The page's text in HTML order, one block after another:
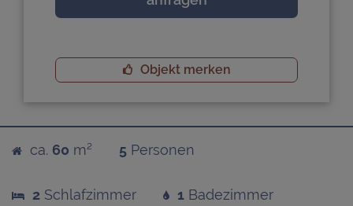
Objekt merken
ca. 60 m² 5 Personen
2 Schlafzimmer 1 Badezimmer